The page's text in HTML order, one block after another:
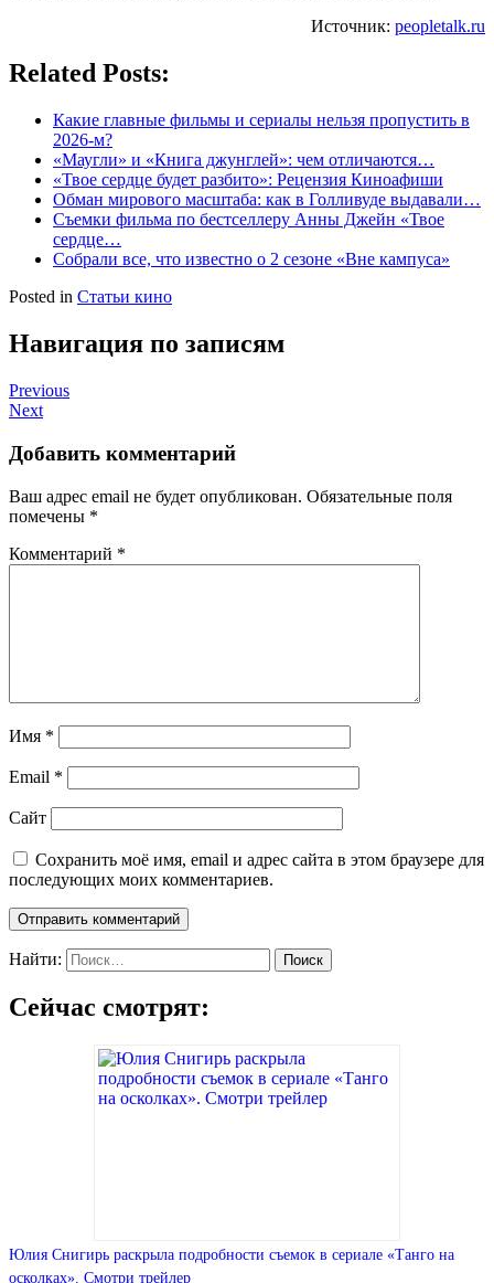
Источник: peopletalk.ru
Related Posts:
Какие главные фильмы и сериалы нельзя пропустить в
2026-м?
«Маугли» и «Книга джунглей»: чем отличаются…
«Твое сердце будет разбито»: Рецензия Киноафиши
Обман мирового масштаба: как в Голливуде выдавали…
Съемки фильма по бестселлеру Анны Джейн «Твое
сердце…
Собрали все, что известно о 2 сезоне «Вне кампуса»
Posted in Статьи кино
Навигация по записям
Previous
Next
Добавить комментарий
Ваш адрес email не будет опубликован. Обязательные поля
помечены *
Комментарий *
Имя *
Email *
Сайт
Сохранить моё имя, email и адрес сайта в этом браузере для
последующих моих комментариев.
Найти:
Сейчас смотрят:
Юлия Снигирь раскрыла подробности съемок в сериале «Танго на
осколках». Смотри трейлер